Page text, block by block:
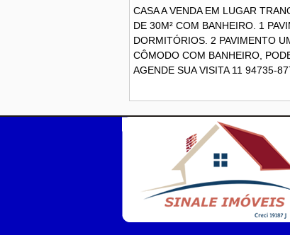
CASA A VENDA EM LUGAR
DE 30M² COM BANHEIRO. 1
DORMITÓRIOS. 2 PAVIMENTO
CÔMODO COM BANHEIRO,
AGENDE SUA VISITA 11 94735-